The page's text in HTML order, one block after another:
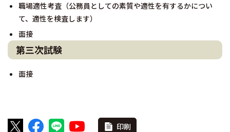
職場適性考査（公務員としての素質や適性を有するかについ
て、適性を検査します）
面接
第三次試験
面接
印刷